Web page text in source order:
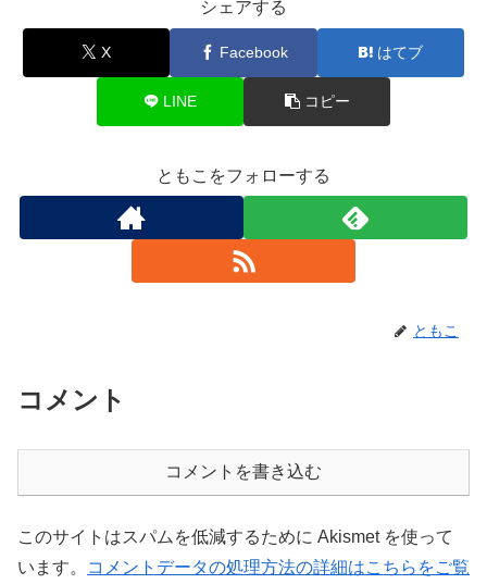
シェアする
X Facebook はてブ
LINE コピー
ともこをフォローする
ともこ
コメント
コメントを書き込む
このサイトはスパムを低減するために Akismet を使って
います。
コメントデータの処理方法の詳細はこちらをご覧